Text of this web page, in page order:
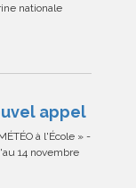
nationale
appel
à l'École » -
14 novembre